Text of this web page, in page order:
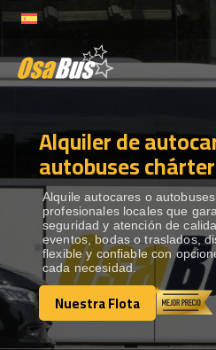
to
ALQUILER DE AUTOCARES
DESTINOS
RECORRIDAS
FLOTA
Alquiler de
autobuses chárter
Alquile autocares o
profesionales locales que
seguridad y atención de
eventos, bodas o traslados,
flexible y confiable con
cada necesidad.
Nuestra Flota
Nuestra Flota